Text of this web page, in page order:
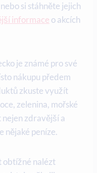
si stáhněte jejich
informace o akcích
je známé pro své
nákupu předem
zkuste využít
zelenina, mořské
zdravější a
nějaké peníze.
obtížné nalézt